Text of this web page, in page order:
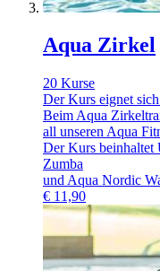
Aqua Zirkel
20 Kurse
Der Kurs eignet
Beim Aqua
all unseren Aqua
Der Kurs beinhaltet
Zumba
und Aqua Nordic
€ 11,90